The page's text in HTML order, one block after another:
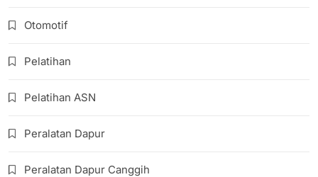
Otomotif
Pelatihan
Pelatihan ASN
Peralatan Dapur
Peralatan Dapur Canggih